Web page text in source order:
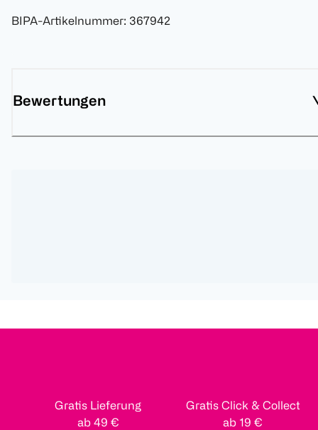
BIPA-Artikelnummer: 367942
Bewertungen
Gratis Lieferung
ab 49 €
Gratis Click & Collect
ab 19 €